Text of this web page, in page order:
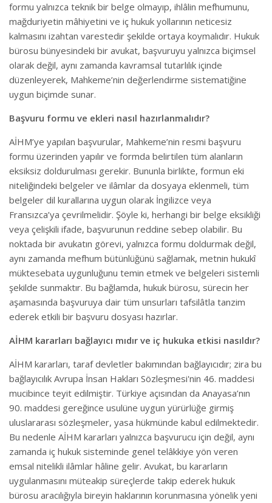
formu yalnızca teknik bir belge olmayıp, ihlâlin mefhumunu,
mağduriyetin mâhiyetini ve iç hukuk yollarının neticesiz
kalmasını izahtan varestedir şekilde ortaya koymalıdır. Hukuk
bürosu bünyesindeki bir avukat, başvuruyu yalnızca biçimsel
olarak değil, aynı zamanda kavramsal tutarlılık içinde
düzenleyerek, Mahkeme’nin değerlendirme sistematiğine
uygun biçimde sunar.
Başvuru formu ve ekleri nasıl hazırlanmalıdır?
AİHM’ye yapılan başvurular, Mahkeme’nin resmi başvuru
formu üzerinden yapılır ve formda belirtilen tüm alanların
eksiksiz doldurulması gerekir. Bununla birlikte, formun eki
niteliğindeki belgeler ve ilâmlar da dosyaya eklenmeli, tüm
belgeler dil kurallarına uygun olarak İngilizce veya
Fransızca’ya çevrilmelidir. Şöyle ki, herhangi bir belge eksikliği
veya çelişkili ifade, başvurunun reddine sebep olabilir. Bu
noktada bir avukatın görevi, yalnızca formu doldurmak değil,
aynı zamanda mefhum bütünlüğünü sağlamak, metnin hukukî
müktesebata uygunluğunu temin etmek ve belgeleri sistemli
şekilde sunmaktır. Bu bağlamda, hukuk bürosu, sürecin her
aşamasında başvuruya dair tüm unsurları tafsilâtla tanzim
ederek etkili bir başvuru dosyası hazırlar.
AİHM kararları bağlayıcı mıdır ve iç hukuka etkisi nasıldır?
AİHM kararları, taraf devletler bakımından bağlayıcıdır; zira bu
bağlayıcılık Avrupa İnsan Hakları Sözleşmesi'nin 46. maddesi
mucibince teyit edilmiştir. Türkiye açısından da Anayasa’nın
90. maddesi gereğince usulüne uygun yürürlüğe girmiş
uluslararası sözleşmeler, yasa hükmünde kabul edilmektedir.
Bu nedenle AİHM kararları yalnızca başvurucu için değil, aynı
zamanda iç hukuk sisteminde genel telâkkiye yön veren
emsal nitelikli ilâmlar hâline gelir. Avukat, bu kararların
uygulanmasını müteakip süreçlerde takip ederek hukuk
bürosu aracılığıyla bireyin haklarının korunmasına yönelik yeni